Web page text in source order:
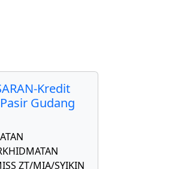
Kredit
Gudang
ZT/MIA/SYIKIN